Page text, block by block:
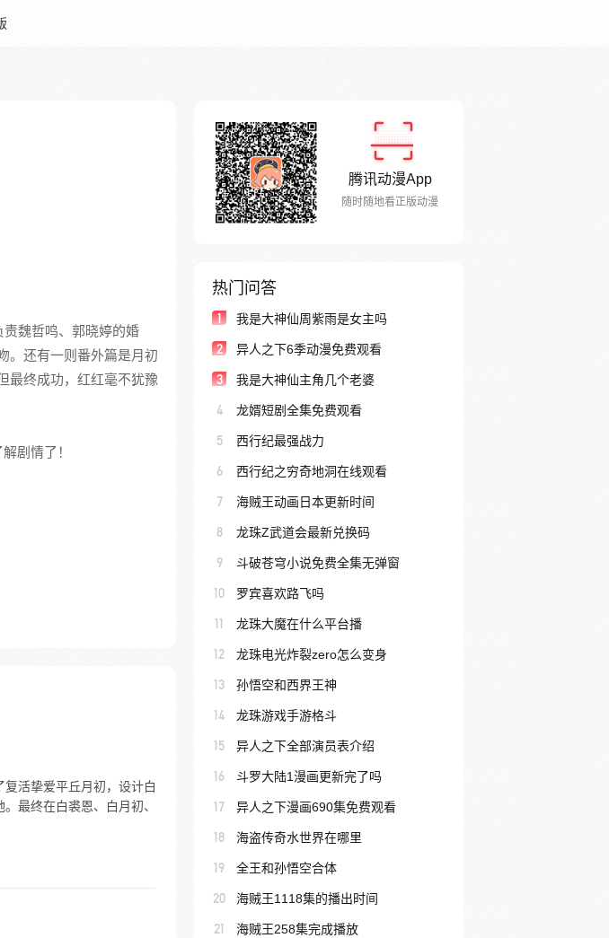
魏哲鸣、郭晓婷的婚
。还有一则番外篇是月初
最终成功，红红毫不犹豫
剧情了！
活挚爱平丘月初，设计白
最终在白裘恩、白月初、
腾讯动漫App
随时随地看正版动漫
热门问答
1 我是大神仙周紫雨是女主吗
2 异人之下6季动漫免费观看
3 我是大神仙主角几个老婆
4 龙婿短剧全集免费观看
5 西行纪最强战力
6 西行纪之穷奇地洞在线观看
7 海贼王动画日本更新时间
8 龙珠Z武道会最新兑换码
9 斗破苍穹小说免费全集无弹窗
10 罗宾喜欢路飞吗
11 龙珠大魔在什么平台播
12 龙珠电光炸裂zero怎么变身
13 孙悟空和西界王神
14 龙珠游戏手游格斗
15 异人之下全部演员表介绍
16 斗罗大陆1漫画更新完了吗
17 异人之下漫画690集免费观看
18 海盗传奇水世界在哪里
19 全王和孙悟空合体
20 海贼王1118集的播出时间
21 海贼王258集完成播放